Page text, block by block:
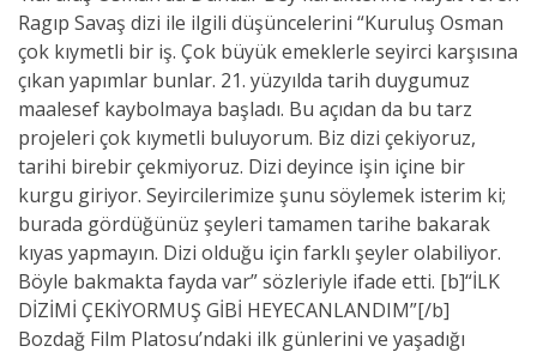
Ragıp Savaş dizi ile ilgili düşüncelerini “Kuruluş Osman
çok kıymetli bir iş. Çok büyük emeklerle seyirci karşısına
çıkan yapımlar bunlar. 21. yüzyılda tarih duygumuz
maalesef kaybolmaya başladı. Bu açıdan da bu tarz
projeleri çok kıymetli buluyorum. Biz dizi çekiyoruz,
tarihi birebir çekmiyoruz. Dizi deyince işin içine bir
kurgu giriyor. Seyircilerimize şunu söylemek isterim ki;
burada gördüğünüz şeyleri tamamen tarihe bakarak
kıyas yapmayın. Dizi olduğu için farklı şeyler olabiliyor.
Böyle bakmakta fayda var” sözleriyle ifade etti. [b]“İLK
DİZİMİ ÇEKİYORMUŞ GİBİ HEYECANLANDIM”[/b]
Bozdağ Film Platosu’ndaki ilk günlerini ve yaşadığı